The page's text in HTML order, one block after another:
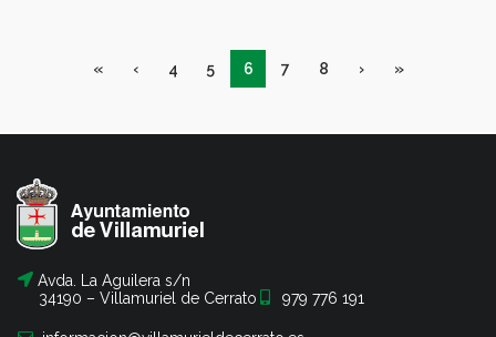
« ‹ 4 5 6 7 8 › »
Avda. La Aguilera s/n
34190 – Villamuriel de Cerrato
979 776 191